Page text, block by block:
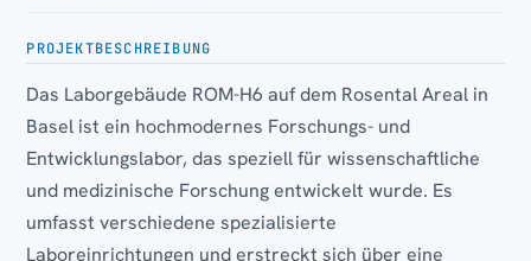
PROJEKTBESCHREIBUNG
Das Laborgebäude ROM-H6 auf dem Rosental Areal in
Basel ist ein hochmodernes Forschungs- und
Entwicklungslabor, das speziell für wissenschaftliche
und medizinische Forschung entwickelt wurde. Es
umfasst verschiedene spezialisierte
Laboreinrichtungen und erstreckt sich über eine